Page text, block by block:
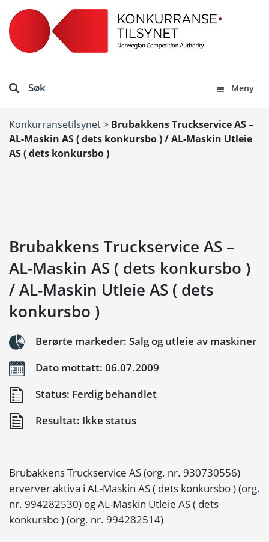
Søk Meny
Konkurransetilsynet> Brubakkens Truckservice AS –
AL-Maskin AS ( dets konkursbo ) / AL-Maskin Utleie
AS ( dets konkursbo )
Brubakkens Truckservice AS –
AL-Maskin AS ( dets konkursbo )
/ AL-Maskin Utleie AS ( dets
konkursbo )
Berørte markeder: Salg og utleie av maskiner
Dato mottatt: 06.07.2009
Status: Ferdig behandlet
Resultat: Ikke status
Brubakkens Truckservice AS (org. nr. 930730556)
erverver aktiva i AL-Maskin AS ( dets konkursbo ) (org.
nr. 994282530) og AL-Maskin Utleie AS ( dets
konkursbo ) (org. nr. 994282514)